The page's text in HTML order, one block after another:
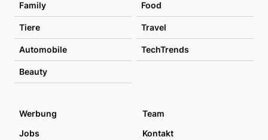
Family Food
Tiere Travel
Automobile TechTrends
Beauty
Werbung
Team
Jobs
Kontakt